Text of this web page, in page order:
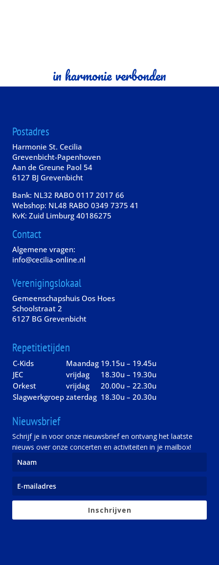
in harmonie verbonden
Postadres
Harmonie St. Cecilia
Grevenbicht-Papenhoven
Aan de Greune Paol 54
6127 BJ Grevenbicht
Bank: NL32 RABO 0117 2017 66
Webshop: NL48 RABO 0349 7375 41
KvK: Zuid Limburg 40186275
Contact
Algemene vragen:
info@cecilia-online.nl
Verenigingslokaal
Gemeenschapshuis Oos Hoes
Schoolstraat 2
6127 BG Grevenbicht
Repetitietijden
C-Kids Maandag 19.15u – 19.45u
JEC
vrijdag
18.30u – 19.30u
Orkest
vrijdag
20.00u – 22.30u
Slagwerkgroep zaterdag 18.30u – 20.30u
Nieuwsbrief
Schrijf je in voor onze nieuwsbrief en ontvang het laatste
nieuws over onze concerten en activiteiten in je mailbox!
Inschrijven